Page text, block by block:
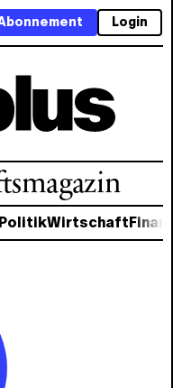
Login
Wirtschaft